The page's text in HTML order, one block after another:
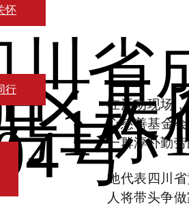
在活动现场
心慈善基金
一群淳朴勤
她代表 四川省
人将带头争
川省
区天
1栋
号
怀
行